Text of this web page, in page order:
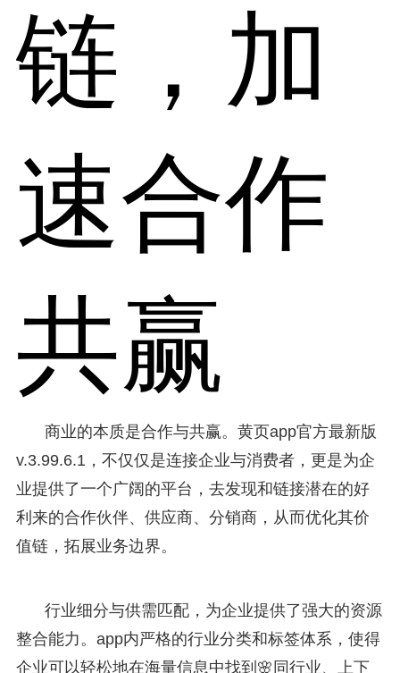
链，加
速合作
共赢
商业的本质是合作与共赢。黄页app官方最新版
v.3.99.6.1，不仅仅是连接企业与消费者，更是为企
业提供了一个广阔的平台，去发现和链接潜在的好
利来的合作伙伴、供应商、分销商，从而优化其价
值链，拓展业务边界。
行业细分与供需匹配，为企业提供了强大的资源
整合能力。app内严格的行业分类和标签体系，使得
企业可以轻松地在海量信息中找到🌸同行业、上下